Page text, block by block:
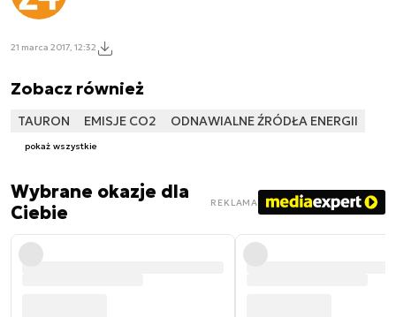
21 marca 2017, 12:32
Zobacz również
TAURON EMISJE CO2 ODNAWIALNE ŹRÓDŁA ENERGII
pokaż wszystkie
Wybrane okazje dla
Ciebie
REKLAMA